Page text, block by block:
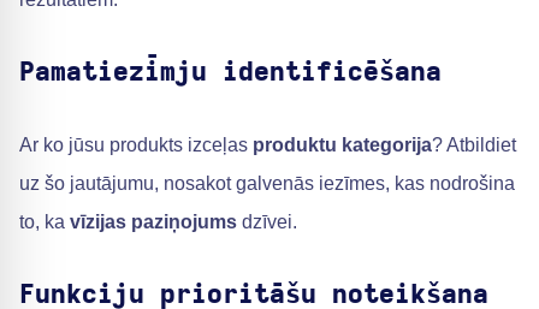
Pamatiezīmju identificēšana
Ar ko jūsu produkts izceļas produktu kategorija? Atbildiet
uz šo jautājumu, nosakot galvenās iezīmes, kas nodrošina
to, ka vīzijas paziņojums dzīvei.
Funkciju prioritāšu noteikšana